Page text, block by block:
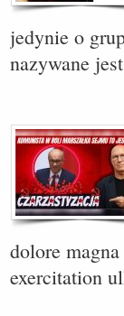
jedynie o
nazywane
dolore
exercitation